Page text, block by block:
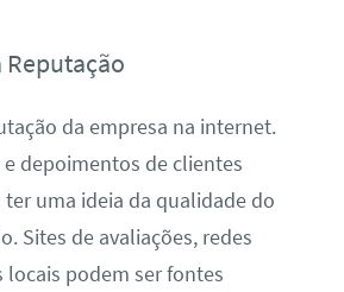
Reputação
da empresa na internet.
e depoimentos de clientes
uma ideia da qualidade do
Sites de avaliações, redes
locais podem ser fontes